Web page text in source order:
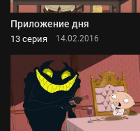
Приложение дня
13 серия 14.02.2016